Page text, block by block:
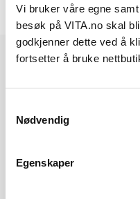
Vi bruker våre egne
besøk på VITA.no skal
godkjenner dette ved å
fortsetter å bruke
Nødvendig
Egenskaper
Andre har også